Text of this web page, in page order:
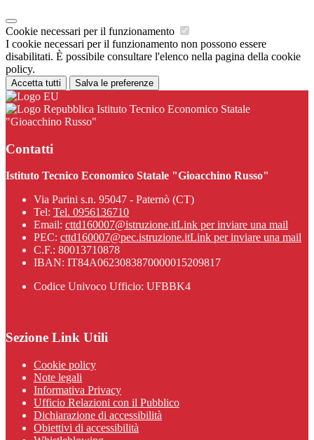
Cookie necessari per il funzionamento
I cookie necessari per il funzionamento non possono essere
disabilitati. È possibile consultare l'elenco nella pagina della cookie
policy.
Accetta tutti Salva le preferenze
Istituto Tecnico Economico Statale
"Gioacchino Russo"
Contatti
Istituto Tecnico Economico Statale "Gioacchino Russo"
Via Parini s.n. 95047 - Paternò (CT)
Tel: Tel. 0956136710
Email: cttd160007@istruzione.itLink per inviare una mail
PEC: cttd160007@pec.istruzione.itLink per inviare una mail
C.F.: 80013710878
IBAN: IT84A0623083870000015209817
Codice Univoco Ufficio: UFBBK4
Sezione Link Utili
Cookie policy
Note legali
Informativa Privacy
Ufficio Relazioni con il Pubblico
Dichiarazione di accessibilità
Obiettivi di accessibilità